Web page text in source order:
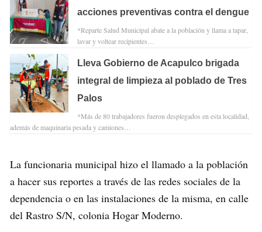
acciones preventivas contra el dengue
*Reparte Salud Municipal abate a la población y llama a tapar,
lavar y voltear recipientes…
Lleva Gobierno de Acapulco brigada
integral de limpieza al poblado de Tres
Palos
*Más de 80 trabajadores fueron desplegados en esta localidad,
además de maquinaria pesada y camiones…
La funcionaria municipal hizo el llamado a la población
a hacer sus reportes a través de las redes sociales de la
dependencia o en las instalaciones de la misma, en calle
del Rastro S/N, colonia Hogar Moderno.